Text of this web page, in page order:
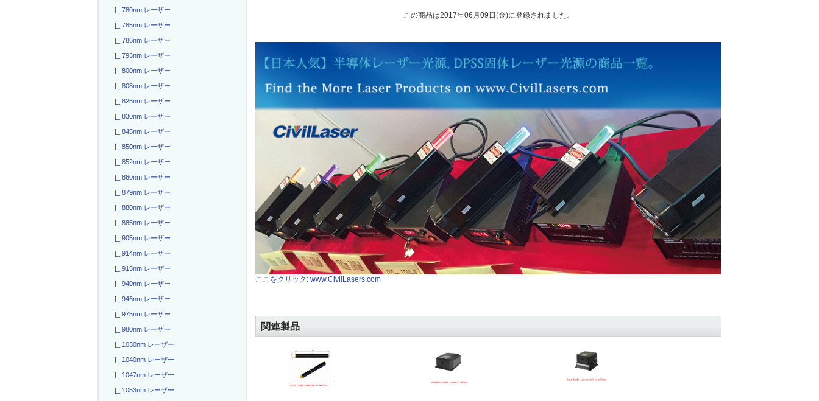
|_ 780nm レーザー
|_ 785nm レーザー
|_ 786nm レーザー
|_ 793nm レーザー
|_ 800nm レーザー
|_ 808nm レーザー
|_ 825nm レーザー
|_ 830nm レーザー
|_ 845nm レーザー
|_ 850nm レーザー
|_ 852nm レーザー
|_ 860nm レーザー
|_ 879nm レーザー
|_ 880nm レーザー
|_ 885nm レーザー
|_ 905nm レーザー
|_ 914nm レーザー
|_ 915nm レーザー
|_ 940nm レーザー
|_ 946nm レーザー
|_ 975nm レーザー
|_ 980nm レーザー
|_ 1030nm レーザー
|_ 1040nm レーザー
|_ 1047nm レーザー
|_ 1053nm レーザー
この商品は2017年06月09日(金)に登録されました。
ここをクリック: www.CivilLasers.com
関連製品